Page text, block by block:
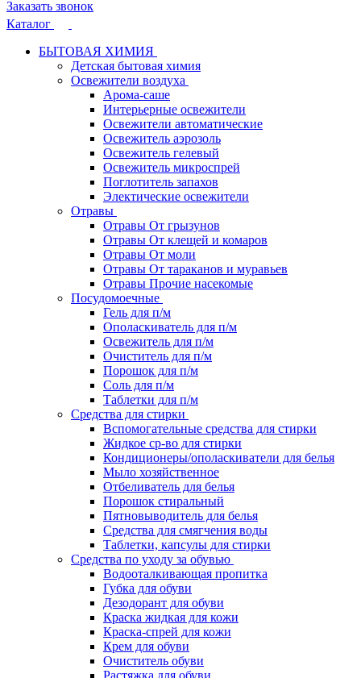
Заказать звонок
Каталог
БЫТОВАЯ ХИМИЯ
Детская бытовая химия
Освежители воздуха
Арома-саше
Интерьерные освежители
Освежители автоматические
Освежитель аэрозоль
Освежитель гелевый
Освежитель микроспрей
Поглотитель запахов
Электические освежители
Отравы
Отравы От грызунов
Отравы От клещей и комаров
Отравы От моли
Отравы От тараканов и муравьев
Отравы Прочие насекомые
Посудомоечные
Гель для п/м
Ополаскиватель для п/м
Освежитель для п/м
Очиститель для п/м
Порошок для п/м
Соль для п/м
Таблетки для п/м
Средства для стирки
Вспомогательные средства для стирки
Жидкое ср-во для стирки
Кондиционеры/ополаскиватели для белья
Мыло хозяйственное
Отбеливатель для белья
Порошок стиральный
Пятновыводитель для белья
Средства для смягчения воды
Таблетки, капсулы для стирки
Средства по уходу за обувью
Водооталкивающая пропитка
Губка для обуви
Дезодорант для обуви
Краска жидкая для кожи
Краска-спрей для кожи
Крем для обуви
Очиститель обуви
Растяжка для обуви